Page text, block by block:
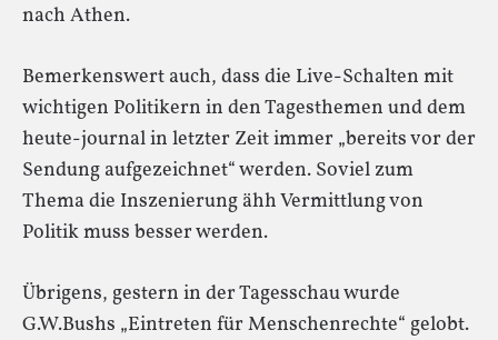
nach Athen.
Bemerkenswert auch, dass die Live-Schalten mit
wichtigen Politikern in den Tagesthemen und dem
heute-journal in letzter Zeit immer „bereits vor der
Sendung aufgezeichnet“ werden. Soviel zum
Thema die Inszenierung ähh Vermittlung von
Politik muss besser werden.
Übrigens, gestern in der Tagesschau wurde
G.W.Bushs „Eintreten für Menschenrechte“ gelobt.